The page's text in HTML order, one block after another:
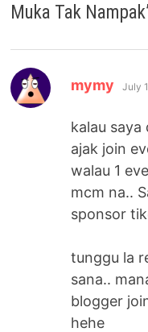
Muka Tak Nampak
mymy July
kalau
ajak join
walau 1
mcm na..
sponsor
tunggu la
sana..
blogger
hehe